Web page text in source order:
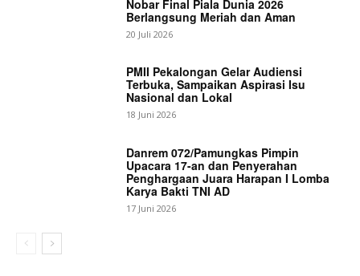
Nobar Final Piala Dunia 2026
Berlangsung Meriah dan Aman
20 Juli 2026
PMII Pekalongan Gelar Audiensi
Terbuka, Sampaikan Aspirasi Isu
Nasional dan Lokal
18 Juni 2026
Danrem 072/Pamungkas Pimpin
Upacara 17-an dan Penyerahan
Penghargaan Juara Harapan I Lomba
Karya Bakti TNI AD
17 Juni 2026